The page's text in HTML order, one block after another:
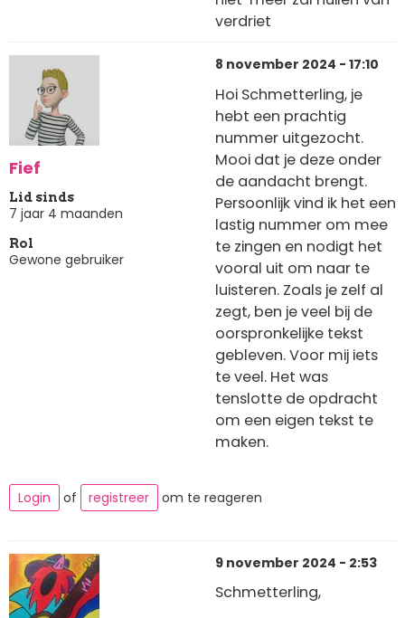
verdriet
Fief
Lid sinds
7 jaar 4 maanden
Rol
Gewone gebruiker
8 november 2024 - 17:10
Hoi Schmetterling, je
hebt een prachtig
nummer uitgezocht.
Mooi dat je deze onder
de aandacht brengt.
Persoonlijk vind ik het een
lastig nummer om mee
te zingen en nodigt het
vooral uit om naar te
luisteren. Zoals je zelf al
zegt, ben je veel bij de
oorspronkelijke tekst
gebleven. Voor mij iets
te veel. Het was
tenslotte de opdracht
om een eigen tekst te
maken.
Login of registreer om te reageren
9 november 2024 - 2:53
Schmetterling,